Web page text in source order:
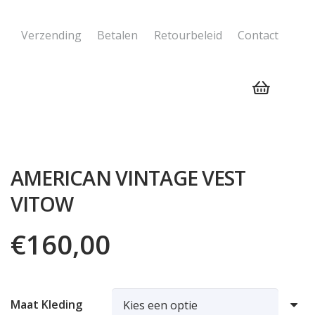
Verzending Betalen Retourbeleid Contact
AMERICAN VINTAGE VEST
VITOW
€160,00
Maat Kleding